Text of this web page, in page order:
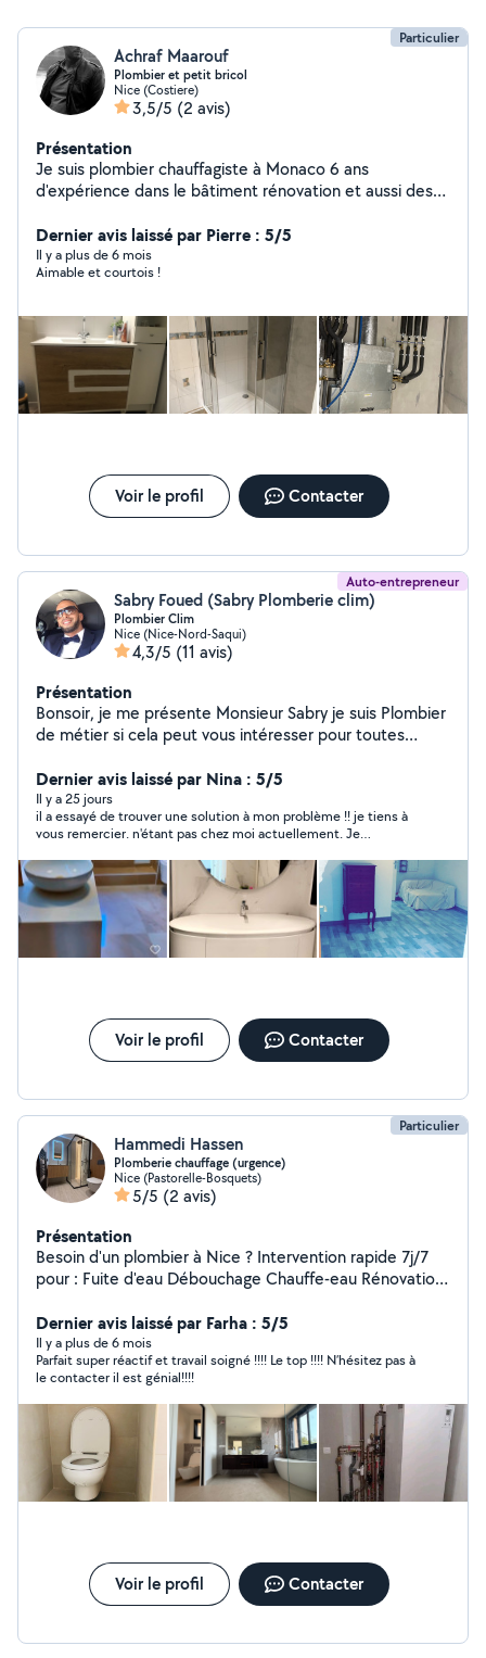
Particulier
Achraf Maarouf
Plombier et petit bricol
Nice (Costiere)
3,5/5 (2 avis)
Présentation
Je suis plombier chauffagiste à Monaco 6 ans
d'expérience dans le bâtiment rénovation et aussi des
travaux
Dernier avis laissé par Pierre : 5/5
Il y a plus de 6 mois
Aimable et courtois !
Voir le profil Contacter
Auto-entrepreneur
Sabry Foued (Sabry Plomberie clim)
Plombier Clim
Nice (Nice-Nord-Saqui)
4,3/5 (11 avis)
Présentation
Bonsoir, je me présente Monsieur Sabry je suis Plombier
de métier si cela peut vous intéresser pour toutes
pose climatisation et dépannage plomberie Facture
Dernier avis laissé par Nina : 5/5
Il y a 25 jours
il a essayé de trouver une solution à mon problème !! je tiens à
vous remercier. n'étant pas chez moi actuellement. Je
Voir le profil Contacter
Particulier
Hammedi Hassen
Plomberie chauffage (urgence)
Nice (Pastorelle-Bosquets)
5/5 (2 avis)
Présentation
Besoin d'un plombier à Nice ? Intervention rapide 7j/7
pour : Fuite d'eau Débouchage Chauffe-eau Rénovation
gratuit ou toute demande d'intervention
Dernier avis laissé par Farha : 5/5
Il y a plus de 6 mois
Parfait super réactif et travail soigné !!!! Le top !!!! N’hésitez pas à
le contacter il est génial!!!!
Voir le profil Contacter